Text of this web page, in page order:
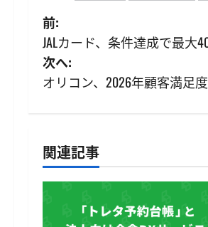
投
稿
ナ
ゲ
ー
前:
JALカード、条件達成で最大
次へ:
オリコン、2026年顧客満足
関連記事